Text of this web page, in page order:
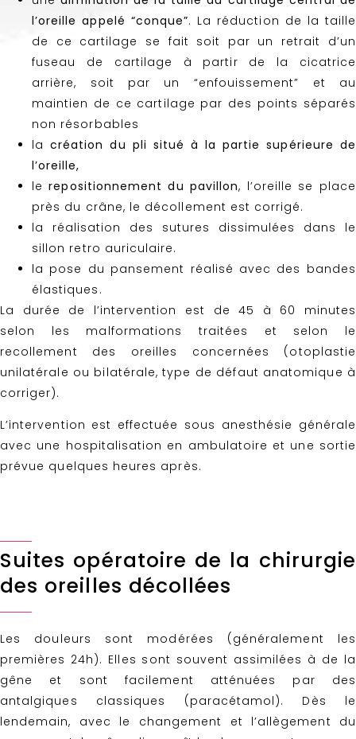
l’oreille appelé “conque”. La réduction de la taille
de ce cartilage se fait soit par un retrait d’un
fuseau de cartilage à partir de la cicatrice
arrière, soit par un “enfouissement” et au
maintien de ce cartilage par des points séparés
non résorbables
lacréation du pli situé à la partie supérieure de
l’oreille,
lerepositionnement du pavillon, l’oreille se place
près du crâne, le décollement est corrigé.
la réalisation des sutures dissimulées dans le
sillon retro auriculaire.
la pose du pansement réalisé avec des bandes
élastiques.
La durée de l’intervention est de 45 à 60 minutes
selon les malformations traitées et selon le
recollement des oreilles concernées (otoplastie
unilatérale ou bilatérale, type de défaut anatomique à
corriger).
L’intervention est effectuée sous anesthésie générale
avec une hospitalisation en ambulatoire et une sortie
prévue quelques heures après.
Suites opératoire de la chirurgie
des oreilles décollées
Les douleurs sont modérées (généralement les
premières 24h). Elles sont souvent assimilées à de la
gêne et sont facilement atténuées par des
antalgiques classiques (paracétamol). Dès le
lendemain, avec le changement et l’allègement du